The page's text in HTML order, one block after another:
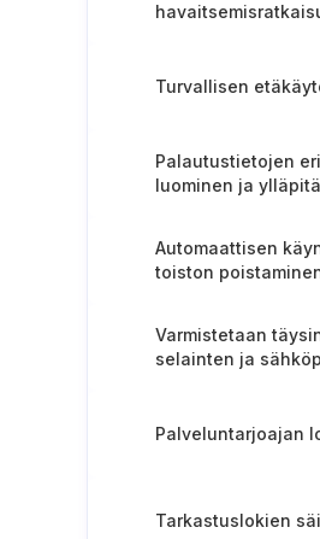
Turvallisen
Palautustietojen
luominen ja
Automaattisen
toiston
Varmistetaan
selainten ja
Palveluntarjoajan
Tarkastuslokien